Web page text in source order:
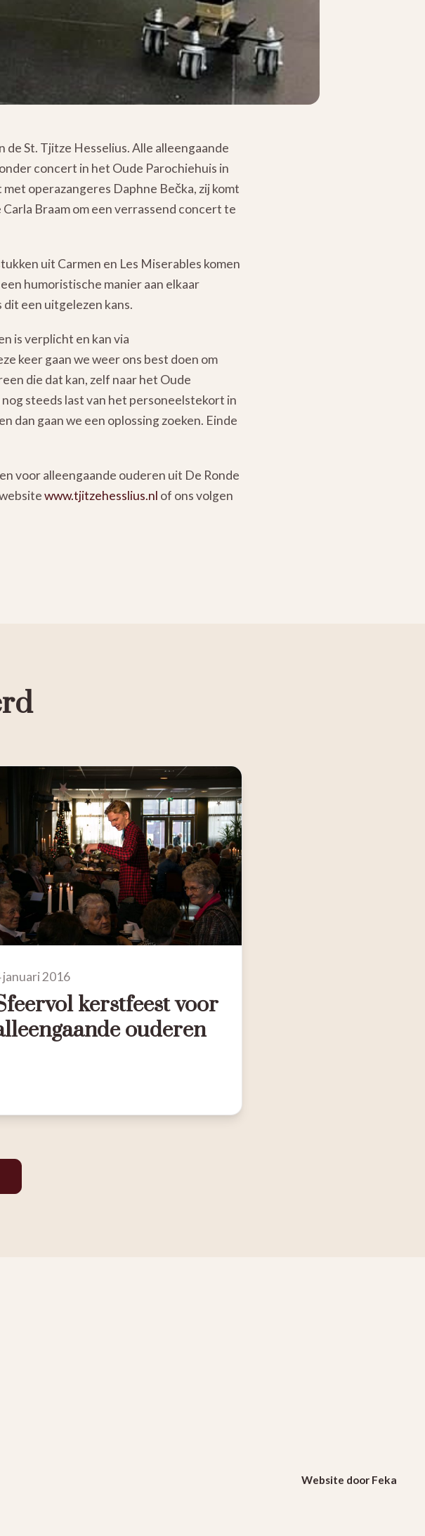
St. Tjitze Hesselius. Alle alleengaande
concert in het Oude Parochiehuis in
operazangeres Daphne Bečka, zij komt
Braam om een verrassend concert te
uit Carmen en Les Miserables komen
humoristische manier aan elkaar
een uitgelezen kans.
is verplicht en kan via
keer gaan we weer ons best doen om
die dat kan, zelf naar het Oude
steeds last van het personeelstekort in
dan gaan we een oplossing zoeken. Einde
voor alleengaande ouderen uit De Ronde
www.tjitzehesslius.nl of ons volgen
januari 2016
kerstfeest voor
ouderen
Website door Feka